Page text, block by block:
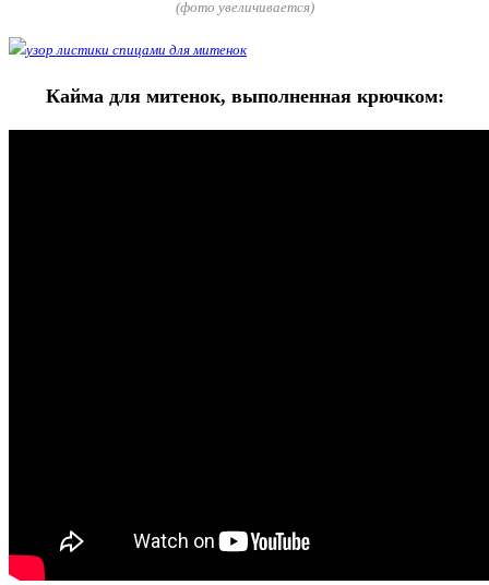
(фото увеличивается)
Кайма для митенок, выполненная крючком: